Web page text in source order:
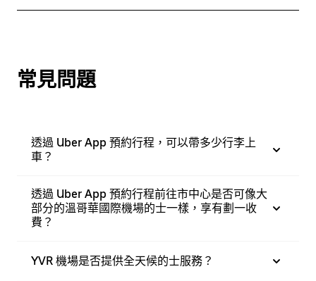
常見問題
透過 Uber App 預約行程，可以帶多少行李上
車？
透過 Uber App 預約行程前往市中心是否可像大
部分的溫哥華國際機場的士一樣，享有劃一收
費？
YVR 機場是否提供全天候的士服務？